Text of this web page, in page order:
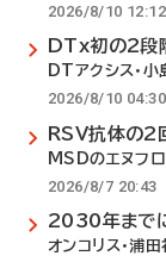
2026/8/10 12:12
DTx初の2段
DTアクシス・小
2026/8/10 04:30
RSV抗体の2
MSDのエヌフロ
2026/8/7 20:43
2030年まで
オンコリス・浦